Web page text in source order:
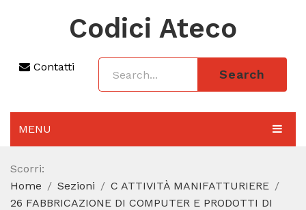
Codici Ateco
Contatti
Search
MENU
AGGIORNAMENTO 2025
SEZIONI
Scorri:
Home
Sezioni
C ATTIVITÀ MANIFATTURIERE
26 FABBRICAZIONE DI COMPUTER E PRODOTTI DI